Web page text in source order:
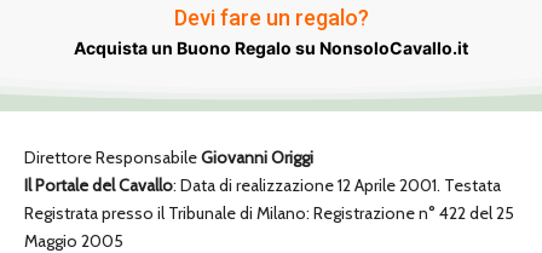
Devi fare un regalo?
Acquista un Buono Regalo su NonsoloCavallo.it
Direttore ResponsabileGiovanni Origgi
Il Portale del Cavallo: Data di realizzazione 12 Aprile 2001. Testata
Registrata presso il Tribunale di Milano: Registrazione n° 422 del 25
Maggio 2005